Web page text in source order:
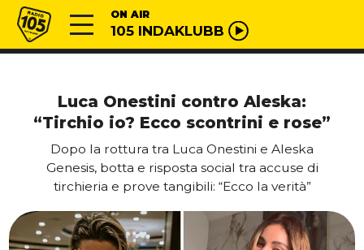
Vai al contenuto
Radio 105 ON AIR
105 INDAKLUBB
Luca Onestini contro Aleska:
“Tirchio io? Ecco scontrini e rose”
Dopo la rottura tra Luca Onestini e Aleska
Genesis, botta e risposta social tra accuse di
tirchieria e prove tangibili: “Ecco la verità”